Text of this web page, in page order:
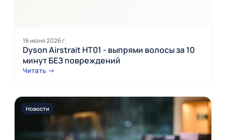
16 июня 2026 г.
Dyson Airstrait HT01 - выпрями волосы за 10
минут БЕЗ повреждений
Читать →
Новости